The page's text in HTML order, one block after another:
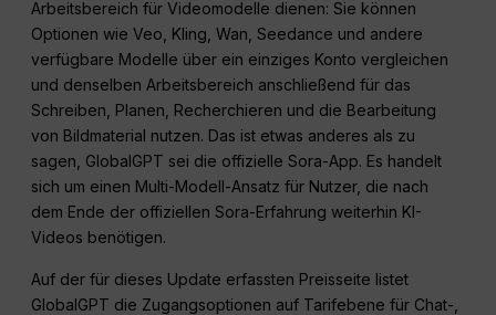
Arbeitsbereich für Videomodelle dienen: Sie können
Optionen wie Veo, Kling, Wan, Seedance und andere
verfügbare Modelle über ein einziges Konto vergleichen
und denselben Arbeitsbereich anschließend für das
Schreiben, Planen, Recherchieren und die Bearbeitung
von Bildmaterial nutzen. Das ist etwas anderes als zu
sagen, GlobalGPT sei die offizielle Sora-App. Es handelt
sich um einen Multi-Modell-Ansatz für Nutzer, die nach
dem Ende der offiziellen Sora-Erfahrung weiterhin KI-
Videos benötigen.
Auf der für dieses Update erfassten Preisseite listet
GlobalGPT die Zugangsoptionen auf Tarifebene für Chat-,